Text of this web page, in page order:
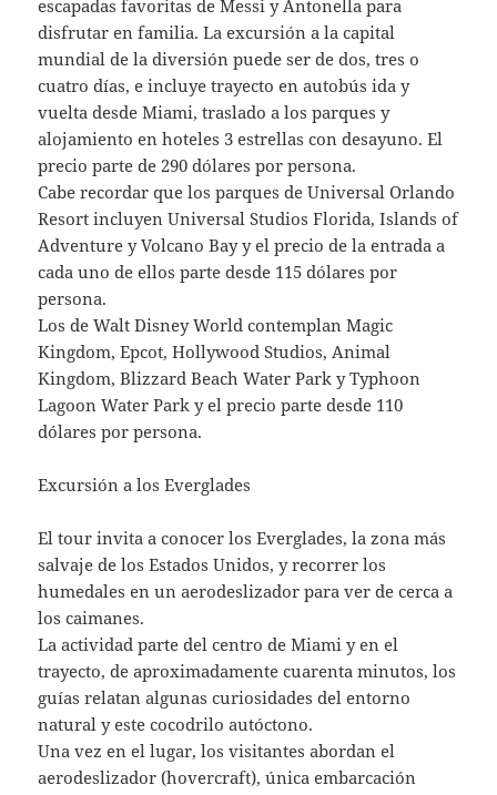
escapadas favoritas de Messi y Antonella para
disfrutar en familia. La excursión a la capital
mundial de la diversión puede ser de dos, tres o
cuatro días, e incluye trayecto en autobús ida y
vuelta desde Miami, traslado a los parques y
alojamiento en hoteles 3 estrellas con desayuno. El
precio parte de 290 dólares por persona.
Cabe recordar que los parques de Universal Orlando
Resort incluyen Universal Studios Florida, Islands of
Adventure y Volcano Bay y el precio de la entrada a
cada uno de ellos parte desde 115 dólares por
persona.
Los de Walt Disney World contemplan Magic
Kingdom, Epcot, Hollywood Studios, Animal
Kingdom, Blizzard Beach Water Park y Typhoon
Lagoon Water Park y el precio parte desde 110
dólares por persona.
Excursión a los Everglades
El tour invita a conocer los Everglades, la zona más
salvaje de los Estados Unidos, y recorrer los
humedales en un aerodeslizador para ver de cerca a
los caimanes.
La actividad parte del centro de Miami y en el
trayecto, de aproximadamente cuarenta minutos, los
guías relatan algunas curiosidades del entorno
natural y este cocodrilo autóctono.
Una vez en el lugar, los visitantes abordan el
aerodeslizador (hovercraft), única embarcación